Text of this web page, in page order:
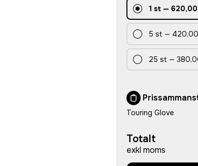
1 st—
5 st —
25 st —
Touring Glove
Totalt
exkl moms